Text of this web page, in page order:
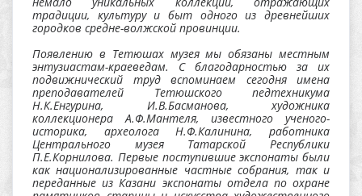
традиции, культуру и быт одного из древнейших
городков средне-волжской провинции.
Появлению в Тетюшах музея мы обязаны местным
энтузиастам-краеведам. С благодарностью за их
подвижнический труд вспоминаем сегодня имена
преподавателей Тетюшского педтехникума
Н.К.Енгурина, И.В.Басманова, художника
коллекционера А.Ф.Мантеля, известного ученого-
историка, археолога Н.Ф.Калинина, работника
Центрального музея Татарской Республики
П.Е.Корнилова. Первые поступившие экспонаты были
как национализированные частные собрания, так и
переданные из Казани экспонаты отдела по охране